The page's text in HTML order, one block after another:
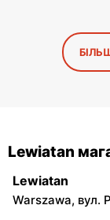
Lewiatan
Lewiatan
Warszawa, вул.